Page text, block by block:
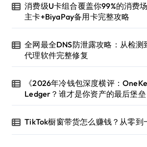
消费级U卡组合覆盖你99%的消费
主卡+BiyaPay备用卡完整攻略
全网最全DNS防泄露攻略：从检
代理软件完整修复
《2026年冷钱包深度横评：
Ledger？谁才是你资产的最后堡垒
TikTok橱窗带货怎么赚钱？从零到